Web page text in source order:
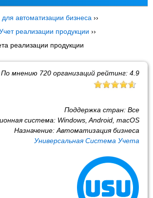
автоматизации бизнеса ››
реализации продукции ››
реализации продукции
По мнению 720организаций рейтинг: 4.9
Поддержка стран: Все
система: Windows, Android, macOS
Назначение: Автоматизация бизнеса
Универсальная Система Учета